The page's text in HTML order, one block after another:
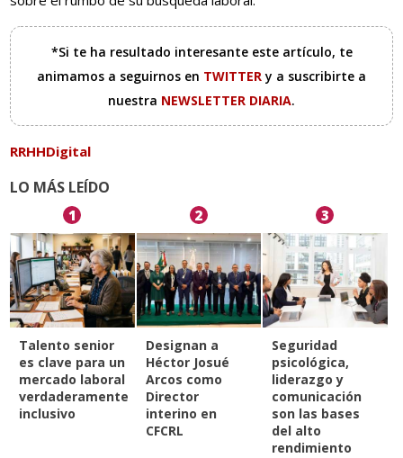
*Si te ha resultado interesante este artículo, te
animamos a seguirnos en TWITTERy a suscribirte a
nuestra NEWSLETTER DIARIA.
RRHHDigital
LO MÁS LEÍDO
1
Talento senior
es clave para un
mercado laboral
verdaderamente
inclusivo
2
Designan a
Héctor Josué
Arcos como
Director
interino en
CFCRL
3
Seguridad
psicológica,
liderazgo y
comunicación
son las bases
del alto
rendimiento